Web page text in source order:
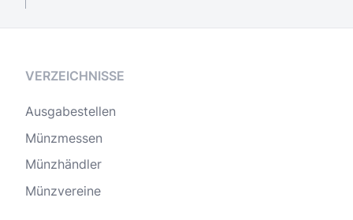
VERZEICHNISSE
Ausgabestellen
Münzmessen
Münzhändler
Münzvereine